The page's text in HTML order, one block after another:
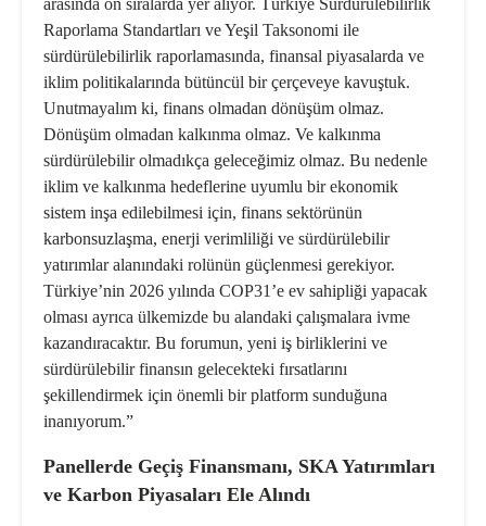
Raporlama Standartları ve Yeşil Taksonomi ile
sürdürülebilirlik raporlamasında, finansal piyasalarda ve
iklim politikalarında bütüncül bir çerçeveye kavuştuk.
Unutmayalım ki, finans olmadan dönüşüm olmaz.
Dönüşüm olmadan kalkınma olmaz. Ve kalkınma
sürdürülebilir olmadıkça geleceğimiz olmaz. Bu nedenle
iklim ve kalkınma hedeflerine uyumlu bir ekonomik
sistem inşa edilebilmesi için, finans sektörünün
karbonsuzlaşma, enerji verimliliği ve sürdürülebilir
yatırımlar alanındaki rolünün güçlenmesi gerekiyor.
Türkiye’nin 2026 yılında COP31’e ev sahipliği yapacak
olması ayrıca ülkemizde bu alandaki çalışmalara ivme
kazandıracaktır. Bu forumun, yeni iş birliklerini ve
sürdürülebilir finansın gelecekteki fırsatlarını
şekillendirmek için önemli bir platform sunduğuna
inanıyorum.”
Panellerde Geçiş Finansmanı, SKA Yatırımları
ve Karbon Piyasaları Ele Alındı